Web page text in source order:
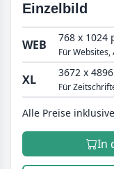
Einzelbild
WEB 768 x 1024
Für Websites,
XL 3672 x
Für
Alle Preise
In